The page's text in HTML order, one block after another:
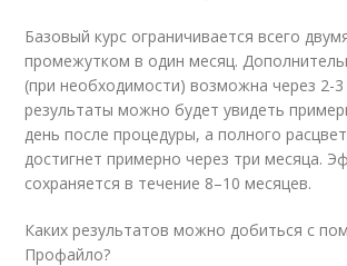
Базовый курс ограничивается всего
промежутком в один месяц.
(при необходимости) возможна через 2-
результаты можно будет увидеть
день после процедуры, а полного
достигнет примерно через три месяца.
сохраняется в течение 8–10 месяцев.
Каких результатов можно добиться с
Профайло?